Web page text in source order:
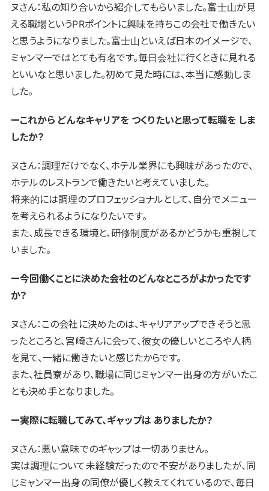
ヌさん：私の知り合いから紹介してもらいました。富士山が見
える職場というPRポイントに興味を持ちこの会社で働きたい
と思うようになりました。富士山といえば日本のイメージで、
ミャンマーではとても有名です。毎日会社に行くときに見れる
といいなと思いました。初めて見た時には、本当に感動しま
した。
ーこれから どんなキャリアを つくりたいと思って転職を しま
したか？
ヌさん：調理だけでなく、ホテル業界にも興味があったので、
ホテルのレストランで働きたいと考えていました。
将来的には調理のプロフェッショナルとして、自分でメニュー
を考えられるようになりたいです。
また、成長できる環境と、研修制度があるかどうかも重視して
いました。
ー今回働くことに決めた会社のどんなところがよかったです
か？
ヌさん：この会社に決めたのは、キャリアアップできそうと思
ったところと、宮崎さんに会って、彼女の優しいところや人柄
を見て、一緒に働きたいと感じたからです。
また、社員寮があり、職場に同じミャンマー出身の方がいたこ
とも決め手となりました。
ー実際に転職してみて、ギャップは ありましたか？
ヌさん：悪い意味でのギャップは一切ありません。
実は調理について未経験だったので不安がありましたが、同
じミャンマー出身の同僚が優しく教えてくれているので、 毎日